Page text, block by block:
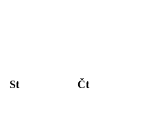
St Čt